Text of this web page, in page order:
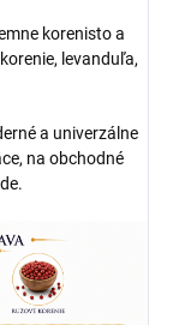
korenisto a
levanduľa,
a univerzálne
na obchodné